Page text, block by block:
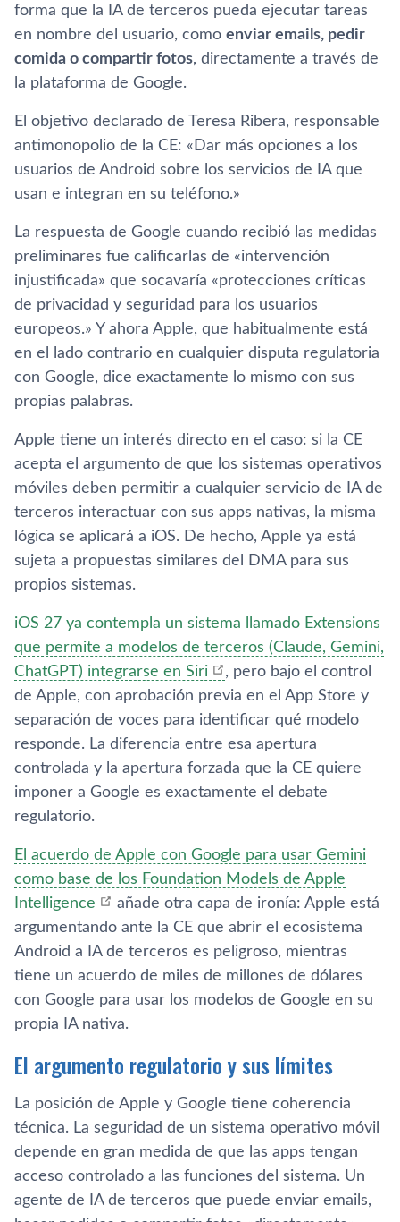
forma que la IA de terceros pueda ejecutar tareas
en nombre del usuario, como enviar emails, pedir
comida o compartir fotos, directamente a través de
la plataforma de Google.
El objetivo declarado de Teresa Ribera, responsable
antimonopolio de la CE: «Dar más opciones a los
usuarios de Android sobre los servicios de IA que
usan e integran en su teléfono.»
La respuesta de Google cuando recibió las medidas
preliminares fue calificarlas de «intervención
injustificada» que socavaría «protecciones críticas
de privacidad y seguridad para los usuarios
europeos.» Y ahora Apple, que habitualmente está
en el lado contrario en cualquier disputa regulatoria
con Google, dice exactamente lo mismo con sus
propias palabras.
Apple tiene un interés directo en el caso: si la CE
acepta el argumento de que los sistemas operativos
móviles deben permitir a cualquier servicio de IA de
terceros interactuar con sus apps nativas, la misma
lógica se aplicará a iOS. De hecho, Apple ya está
sujeta a propuestas similares del DMA para sus
propios sistemas.
iOS 27 ya contempla un sistema llamado Extensions
que permite a modelos de terceros (Claude, Gemini,
ChatGPT) integrarse en Siri
, pero bajo el control
de Apple, con aprobación previa en el App Store y
separación de voces para identificar qué modelo
responde. La diferencia entre esa apertura
controlada y la apertura forzada que la CE quiere
imponer a Google es exactamente el debate
regulatorio.
El acuerdo de Apple con Google para usar Gemini
como base de los Foundation Models de Apple
Intelligence
añade otra capa de ironía: Apple está
argumentando ante la CE que abrir el ecosistema
Android a IA de terceros es peligroso, mientras
tiene un acuerdo de miles de millones de dólares
con Google para usar los modelos de Google en su
propia IA nativa.
El argumento regulatorio y sus límites
La posición de Apple y Google tiene coherencia
técnica. La seguridad de un sistema operativo móvil
depende en gran medida de que las apps tengan
acceso controlado a las funciones del sistema. Un
agente de IA de terceros que puede enviar emails,